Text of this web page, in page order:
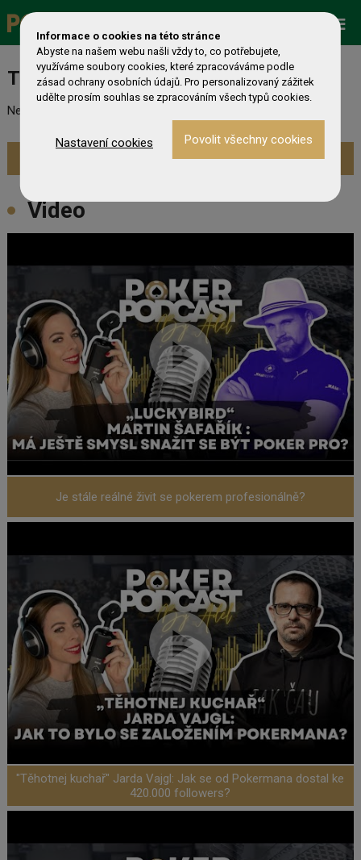
Turnaj nebyl nalezen
Nebyl nalezen odpovídající turnaj. Prevděpodobně již skončil.
Zobrazit aktuální turnaje »
Video
Je stále reálné živit se pokerem profesionálně?
"Těhotnej kuchař" Jarda Vajgl: Jak se od Pokermana dostal ke
420.000 followers?
Informace o cookies na této stránce
Abyste na našem webu našli vždy to, co potřebujete,
využíváme soubory cookies, které zpracováváme podle
zásad ochrany osobních údajů. Pro personalizovaný zážitek
udělte prosím souhlas se zpracováním všech typů cookies.
Nastavení cookies